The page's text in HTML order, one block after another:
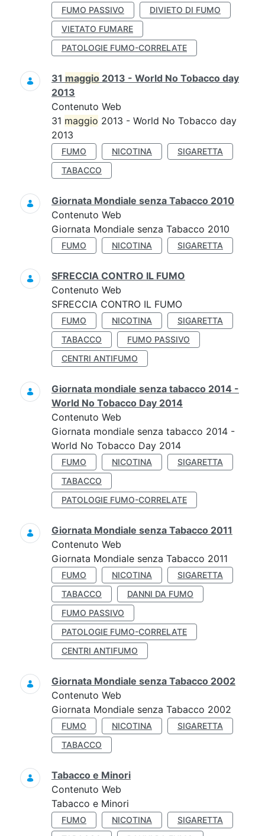
FUMO PASSIVO
DIVIETO DI FUMO
VIETATO FUMARE
PATOLOGIE FUMO-CORRELATE
31 maggio 2013 - World No Tobacco day
2013
Contenuto Web
31 maggio 2013 - World No Tobacco day
2013
FUMO NICOTINA
SIGARETTA
TABACCO
Giornata Mondiale senza Tabacco 2010
Contenuto Web
Giornata Mondiale senza Tabacco 2010
FUMO NICOTINA SIGARETTA
SFRECCIA CONTRO IL FUMO
Contenuto Web
SFRECCIA CONTRO IL FUMO
FUMO NICOTINA
SIGARETTA
TABACCO
FUMO PASSIVO
CENTRI ANTIFUMO
Giornata mondiale senza tabacco 2014 -
World No Tobacco Day 2014
Contenuto Web
Giornata mondiale senza tabacco 2014 -
World No Tobacco Day 2014
FUMO NICOTINA
SIGARETTA
TABACCO
PATOLOGIE FUMO-CORRELATE
Giornata Mondiale senza Tabacco 2011
Contenuto Web
Giornata Mondiale senza Tabacco 2011
FUMO NICOTINA
SIGARETTA
TABACCO
DANNI DA FUMO
FUMO PASSIVO
PATOLOGIE FUMO-CORRELATE
CENTRI ANTIFUMO
Giornata Mondiale senza Tabacco 2002
Contenuto Web
Giornata Mondiale senza Tabacco 2002
FUMO NICOTINA
SIGARETTA
TABACCO
Tabacco e Minori
Contenuto Web
Tabacco e Minori
FUMO NICOTINA
SIGARETTA